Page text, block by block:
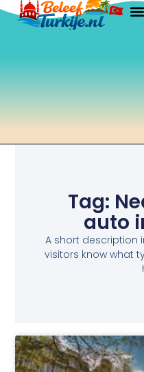
Tag:
auto
A short description
visitors know what